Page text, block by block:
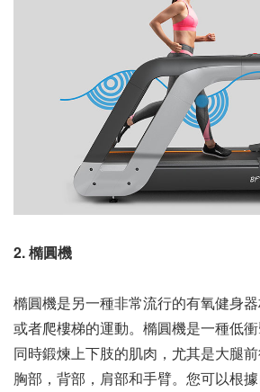
2. 橢圓機
橢圓機是另一種非常流行的有氧健身
或者爬樓梯的運動。橢圓機是一種低
同時鍛煉上下肢的肌肉，尤其是大腿
胸部，背部，肩部和手臂。您可以根